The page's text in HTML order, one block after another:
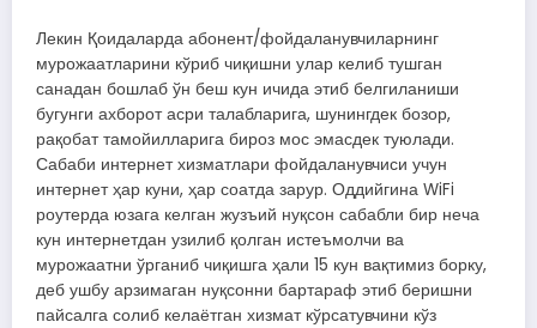
Лекин Қоидаларда абонент/фойдаланувчиларнинг
мурожаатларини кўриб чиқишни улар келиб тушган
санадан бошлаб ўн беш кун ичида этиб белгиланиши
бугунги ахборот асри талабларига, шунингдек бозор,
рақобат тамойилларига бироз мос эмасдек туюлади.
Сабаби интернет хизматлари фойдаланувчиси учун
интернет ҳар куни, ҳар соатда зарур. Оддийгина WiFi
роутерда юзага келган жузъий нуқсон сабабли бир неча
кун интернетдан узилиб қолган истеъмолчи ва
мурожаатни ўрганиб чиқишга ҳали 15 кун вақтимиз борку,
деб ушбу арзимаган нуқсонни бартараф этиб беришни
пайсалга солиб келаётган хизмат кўрсатувчини кўз